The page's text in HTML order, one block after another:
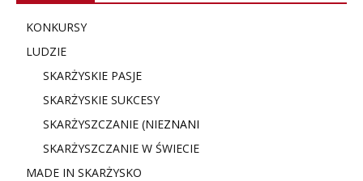
KONKURSY
LUDZIE
SKARŻYSKIE PASJE
SKARŻYSKIE SUKCESY
SKARŻYSZCZANIE (NIEZNANI
SKARŻYSZCZANIE W ŚWIECIE
MADE IN SKARŻYSKO